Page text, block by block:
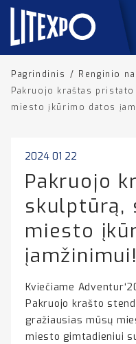
Pagrindinis / Renginio
Pakruojo kraštas
miesto įkūrimo datos
2024 01 22
Pakruojo
skulptūrą,
miesto
įamžinimui!
Kviečiame
Pakruojo krašto
gražiausias mūsų
miesto gimtadieniui